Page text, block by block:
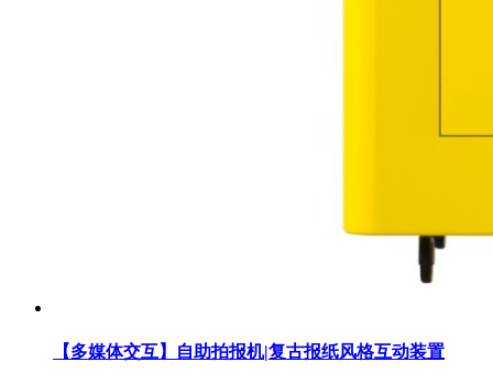
【多媒体交互】自助拍报机|复古报纸风格互动装置